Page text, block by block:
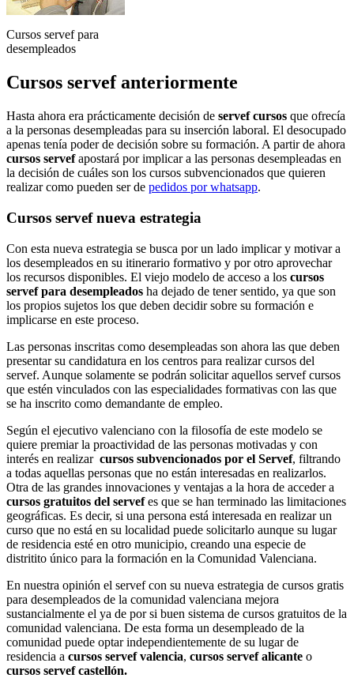
Cursos servef para
desempleados
Cursos servef anteriormente
Hasta ahora era prácticamente decisión de servef cursos que ofrecía
a la personas desempleadas para su inserción laboral. El desocupado
apenas tenía poder de decisión sobre su formación. A partir de ahora
cursos servefapostará por implicar a las personas desempleadas en
la decisión de cuáles son los cursos subvencionados que quieren
realizar como pueden ser de pedidos por whatsapp.
Cursos servef nueva estrategia
Con esta nueva estrategia se busca por un lado implicar y motivar a
los desempleados en su itinerario formativo y por otro aprovechar
los recursos disponibles. El viejo modelo de acceso a los cursos
servef para desempleados ha dejado de tener sentido, ya que son
los propios sujetos los que deben decidir sobre su formación e
implicarse en este proceso.
Las personas inscritas como desempleadas son ahora las que deben
presentar su candidatura en los centros para realizar cursos del
servef. Aunque solamente se podrán solicitar aquellos servef cursos
que estén vinculados con las especialidades formativas con las que
se ha inscrito como demandante de empleo.
Según el ejecutivo valenciano con la filosofía de este modelo se
quiere premiar la proactividad de las personas motivadas y con
interés en realizar cursos subvencionados por el Servef, filtrando
a todas aquellas personas que no están interesadas en realizarlos.
Otra de las grandes innovaciones y ventajas a la hora de acceder a
cursos gratuitos del servefes que se han terminado las limitaciones
geográficas. Es decir, si una persona está interesada en realizar un
curso que no está en su localidad puede solicitarlo aunque su lugar
de residencia esté en otro municipio, creando una especie de
distritito único para la formación en la Comunidad Valenciana.
En nuestra opinión el servef con su nueva estrategia de cursos gratis
para desempleados de la comunidad valenciana mejora
sustancialmente el ya de por si buen sistema de cursos gratuitos de la
comunidad valenciana. De esta forma un desempleado de la
comunidad puede optar independientemente de su lugar de
residencia a cursos servef valencia, cursos servef alicante o
cursos servef castellón.